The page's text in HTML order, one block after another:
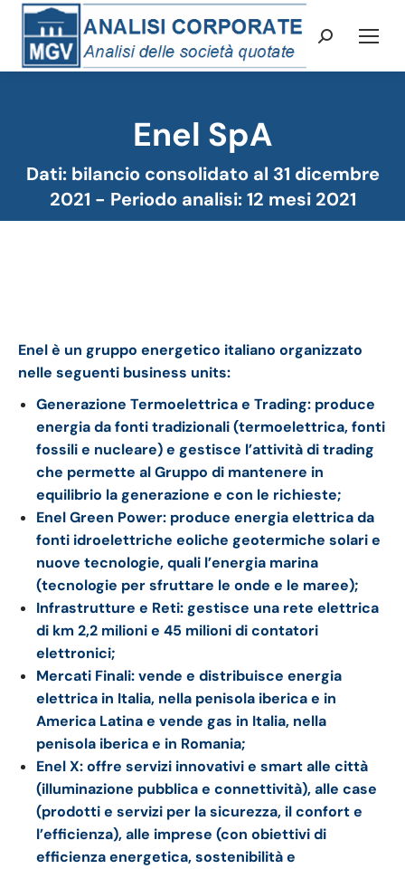
Cerca:
Enel SpA
Dati: bilancio consolidato al 31 dicembre
2021 - Periodo analisi: 12 mesi 2021
Tu sei qui:
Enel è un gruppo energetico italiano organizzato
nelle seguenti business units:
Generazione Termoelettrica e Trading: produce
energia da fonti tradizionali (termoelettrica, fonti
fossili e nucleare) e gestisce l’attività di trading
che permette al Gruppo di mantenere in
equilibrio la generazione e con le richieste;
Enel Green Power: produce energia elettrica da
fonti idroelettriche eoliche geotermiche solari e
nuove tecnologie, quali l’energia marina
(tecnologie per sfruttare le onde e le maree);
Infrastrutture e Reti: gestisce una rete elettrica
di km 2,2 milioni e 45 milioni di contatori
elettronici;
Mercati Finali: vende e distribuisce energia
elettrica in Italia, nella penisola iberica e in
America Latina e vende gas in Italia, nella
penisola iberica e in Romania;
Enel X: offre servizi innovativi e smart alle città
(illuminazione pubblica e connettività), alle case
(prodotti e servizi per la sicurezza, il confort e
l’efficienza), alle imprese (con obiettivi di
efficienza energetica, sostenibilità e